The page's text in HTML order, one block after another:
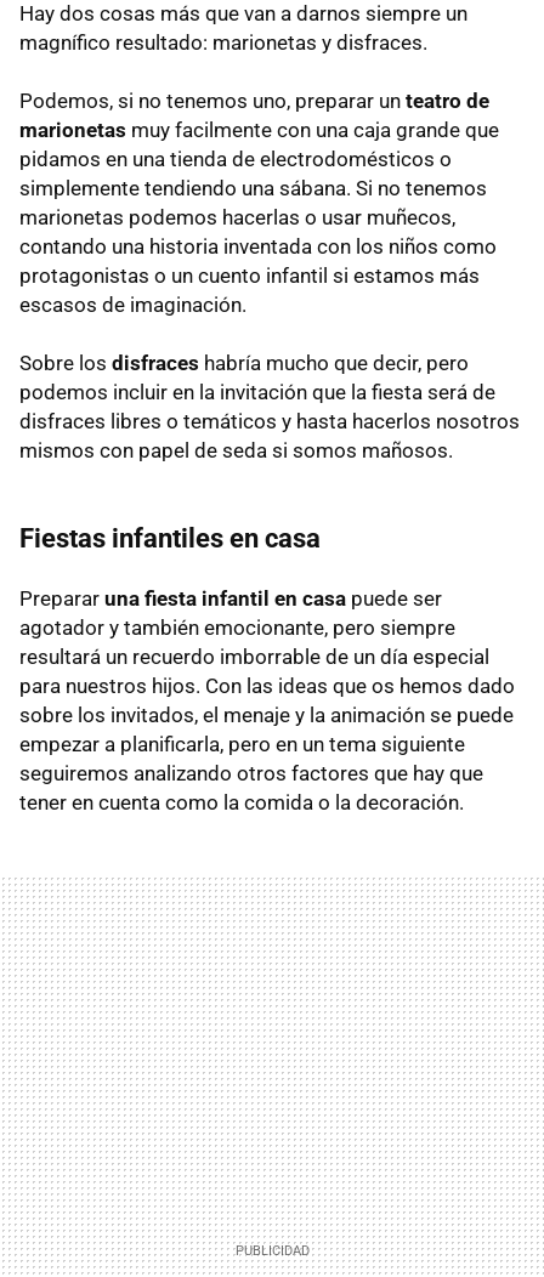
Hay dos cosas más que van a darnos siempre un
magnífico resultado: marionetas y disfraces.
Podemos, si no tenemos uno, preparar un teatro de
marionetas muy facilmente con una caja grande que
pidamos en una tienda de electrodomésticos o
simplemente tendiendo una sábana. Si no tenemos
marionetas podemos hacerlas o usar muñecos,
contando una historia inventada con los niños como
protagonistas o un cuento infantil si estamos más
escasos de imaginación.
Sobre los disfraces habría mucho que decir, pero
podemos incluir en la invitación que la fiesta será de
disfraces libres o temáticos y hasta hacerlos nosotros
mismos con papel de seda si somos mañosos.
Fiestas infantiles en casa
Preparar una fiesta infantil en casa puede ser
agotador y también emocionante, pero siempre
resultará un recuerdo imborrable de un día especial
para nuestros hijos. Con las ideas que os hemos dado
sobre los invitados, el menaje y la animación se puede
empezar a planificarla, pero en un tema siguiente
seguiremos analizando otros factores que hay que
tener en cuenta como la comida o la decoración.